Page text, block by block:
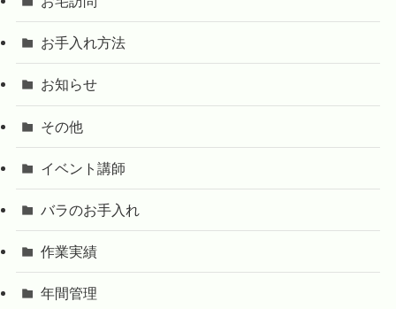
お手入れ方法
お知らせ
その他
イベント講師
バラのお手入れ
作業実績
年間管理